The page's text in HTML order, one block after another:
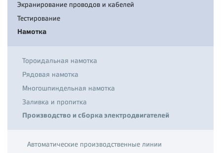
Экранирование проводов и кабелей
Тестирование
Намотка
Тороидальная намотка
Рядовая намотка
Многошпиндельная намотка
Заливка и пропитка
Производство и сборка электродвигателей
Автоматические производственные линии